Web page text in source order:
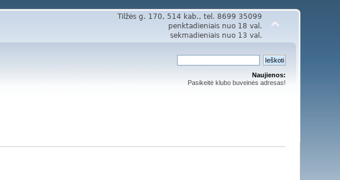
Tilžės g. 170, 514 kab., tel. 8699 35099
penktadieniais nuo 18 val.
sekmadieniais nuo 13 val.
Naujienos:
Pasikeitė klubo buveinės adresas!